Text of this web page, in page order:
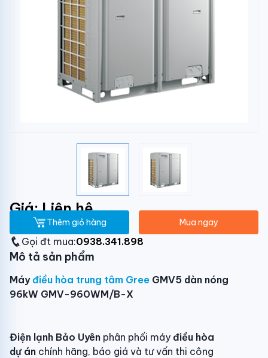
Giá: Liên hệ
Thêm giỏ hàng Mua ngay
Gọi đt mua:0938.341.898
Mô tả sản phẩm
Máyđiều hòa trung tâm Gree GMV5 dàn nóng
96kW GMV-960WM/B-X
Điện lạnh Bảo Uyên phân phối máy điều hòa
dự án chính hãng, báo giá và tư vấn thi công